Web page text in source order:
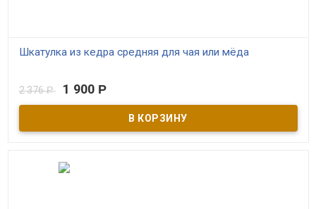
Шкатулка из кедра средняя для чая или мёда
Отличная подарочная коробка для иван-чая или мёда.
2 376Р 1 900 Р